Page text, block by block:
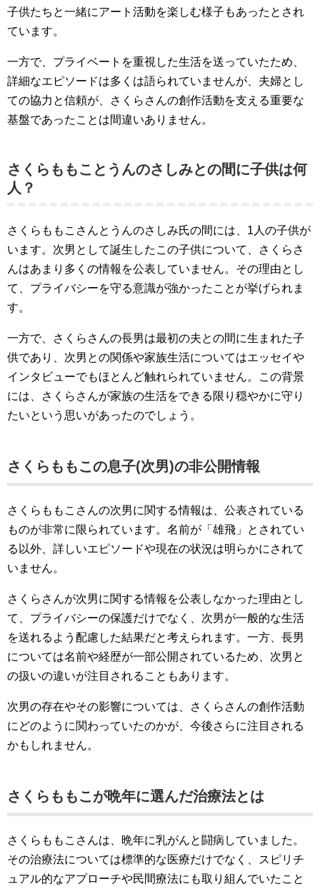
子供たちと一緒にアート活動を楽しむ様子もあったとされ
ています。
一方で、プライベートを重視した生活を送っていたため、
詳細なエピソードは多くは語られていませんが、夫婦とし
ての協力と信頼が、さくらさんの創作活動を支える重要な
基盤であったことは間違いありません。
さくらももことうんのさしみとの間に子供は何
人？
さくらももこさんとうんのさしみ氏の間には、1人の子供が
います。次男として誕生したこの子供について、さくらさ
んはあまり多くの情報を公表していません。その理由とし
て、プライバシーを守る意識が強かったことが挙げられま
す。
一方で、さくらさんの長男は最初の夫との間に生まれた子
供であり、次男との関係や家族生活についてはエッセイや
インタビューでもほとんど触れられていません。この背景
には、さくらさんが家族の生活をできる限り穏やかに守り
たいという思いがあったのでしょう。
さくらももこの息子(次男)の非公開情報
さくらももこさんの次男に関する情報は、公表されている
ものが非常に限られています。名前が「雄飛」とされてい
る以外、詳しいエピソードや現在の状況は明らかにされて
いません。
さくらさんが次男に関する情報を公表しなかった理由とし
て、プライバシーの保護だけでなく、次男が一般的な生活
を送れるよう配慮した結果だと考えられます。一方、長男
については名前や経歴が一部公開されているため、次男と
の扱いの違いが注目されることもあります。
次男の存在やその影響については、さくらさんの創作活動
にどのように関わっていたのかが、今後さらに注目される
かもしれません。
さくらももこが晩年に選んだ治療法とは
さくらももこさんは、晩年に乳がんと闘病していました。
その治療法については標準的な医療だけでなく、スピリチ
ュアル的なアプローチや民間療法にも取り組んでいたこと